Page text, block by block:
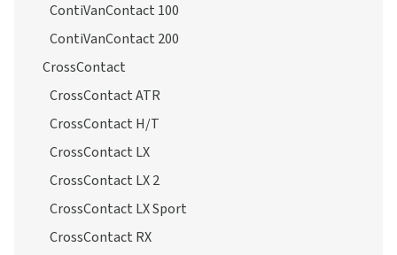
ContiVanContact 100
ContiVanContact 200
CrossContact
CrossContact ATR
CrossContact H/T
CrossContact LX
CrossContact LX 2
CrossContact LX Sport
CrossContact RX